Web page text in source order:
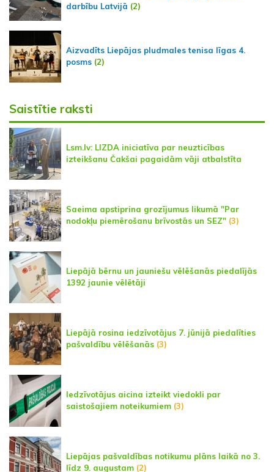
darbību Latvijā (2)
Aizvadīts Liepājas pludmales tenisa līgas 4.
posms (2)
Saistītie raksti
Lsm.lv: LIZDA iniciatīva par neuzticības
izteikšanu Čakšai pagaidām vāji atbalstīta
Saeima apstiprina grozījumus likumā "Par
nodokļu piemērošanu brīvostās un SEZ" (3)
Liepājā bērnu un jauniešu vēlēšanās piedalījās
1392 jaunie vēlētāji
Liepājā rosina iedzīvotājus 7. jūnijā piedalīties
pašvaldību vēlēšanās (3)
Iedzīvotājus aicina izteikt viedokli par
saistošajiem noteikumiem (3)
Liepājas pašvaldības notikumu plāns laikā no 3.
līdz 9. augustam (2)